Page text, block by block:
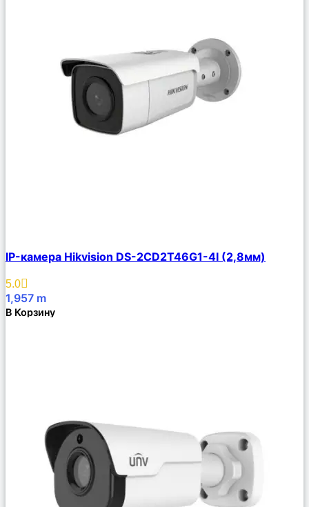
Описание
Избранное
IP-камера Hikvision DS-2CD2T46G1-4I (2,8мм)
5.0
1,957 m
В Корзину